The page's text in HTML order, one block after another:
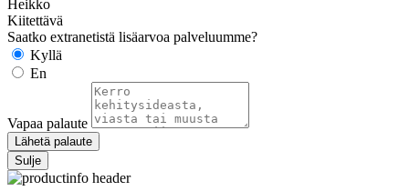
Heikko
Kiitettävä
Saatko extranetistä lisäarvoa palveluumme?
Kyllä
En
Vapaa palaute
Lähetä palaute
Sulje